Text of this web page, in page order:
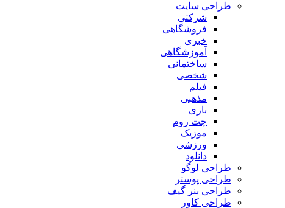
طراحی سایت
شرکتی
فروشگاهی
خبری
آموزشگاهی
ساختمانی
شخصی
فیلم
مذهبی
بازی
چت روم
موزیک
ورزشی
دانلود
طراحی لوگو
طراحی پوستر
طراحی بنر گیف
طراحی کاور